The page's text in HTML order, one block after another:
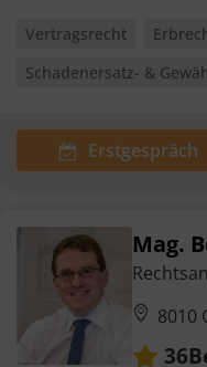
Vertragsrecht
Schadenersatz- &
Erstgespräch
Mag.
8010
36